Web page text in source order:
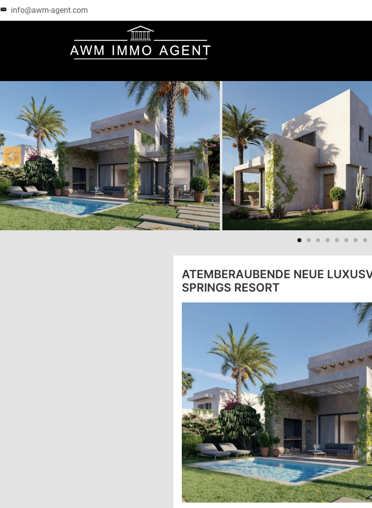
info@awm-agent.com
ATEMBERAUBENDE NEUE
SPRINGS RESORT